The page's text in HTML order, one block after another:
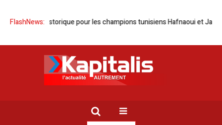
FlashNews:
Doublé historique pour les champions tunisiens Hafnaoui et Jaouadi